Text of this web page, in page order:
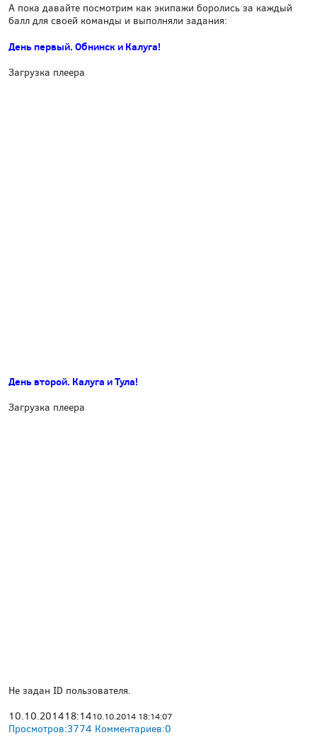
А пока давайте посмотрим как экипажи боролись за каждый
балл для своей команды и выполняли задания:
День первый. Обнинск и Калуга!
Загрузка плеера
День второй. Калуга и Тула!
Загрузка плеера
Не задан ID пользователя.
10.10.201418:1410.10.2014 18:14:07
Просмотров:3774 Комментариев:0